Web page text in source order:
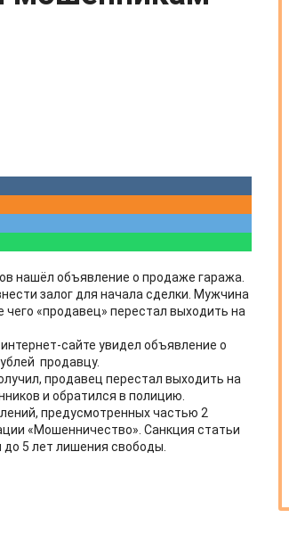
нашёл объявление о продаже гаража.
залог для начала сделки. Мужчина
чего «продавец» перестал выходить на
сайте увидел объявление о
продавцу.
продавец перестал выходить на
и обратился в полицию.
предусмотренных частью 2
«Мошенничество». Санкция статьи
5 лет лишения свободы.